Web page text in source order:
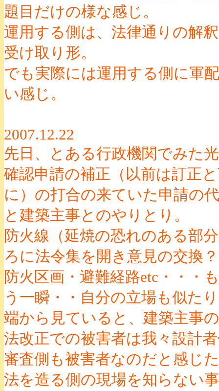
題目だけの様な感じ。
運用する側は、法律通りの解
受け取り形。
でも実際には運用する側に軍
い感じ。
2007.12.22
先日、とある行政機関でみた
確認申請の補正（以前は訂正
に）の打合の来ていた申請の
と建築主事とのやりとり。
防火線（延焼の恐れのある部
ろに法令集を開き意見の交換？
防火区画・避難経路etc・・・
う一瞬・・自分の立場も似た
端から見ていると、建築主事
法改正での被害者は我々設計
審査側も被害者なのだと感じ
法を造る側の現場を知らない